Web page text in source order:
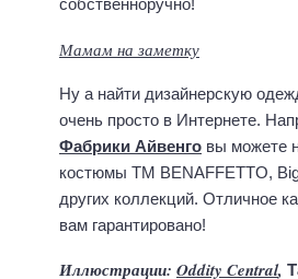
собственноручно!
Мамам на заметку
Ну а найти дизайнерскую
очень просто в Интернете.
Фабрики Айвенго вы можете
костюмы ТМ BENAFFETTO,
других коллекций. Отличное
вам гарантировано!
Иллюстрации: Oddity Central,